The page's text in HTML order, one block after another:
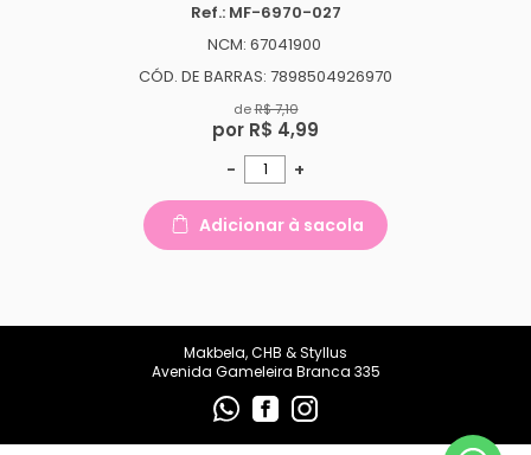
Ref.: MF-6970-027
NCM: 67041900
CÓD. DE BARRAS: 7898504926970
deR$ 7,10
por R$ 4,99
- +
Adicionar à sacola
Makbela, CHB & Styllus
Avenida Gameleira Branca 335